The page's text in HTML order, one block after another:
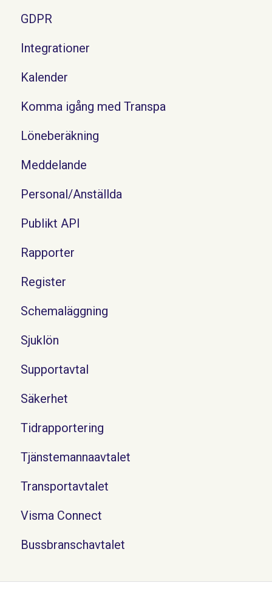
GDPR
Integrationer
Kalender
Komma igång med Transpa
Löneberäkning
Meddelande
Personal/Anställda
Publikt API
Rapporter
Register
Schemaläggning
Sjuklön
Supportavtal
Säkerhet
Tidrapportering
Tjänstemannaavtalet
Transportavtalet
Visma Connect
Bussbranschavtalet